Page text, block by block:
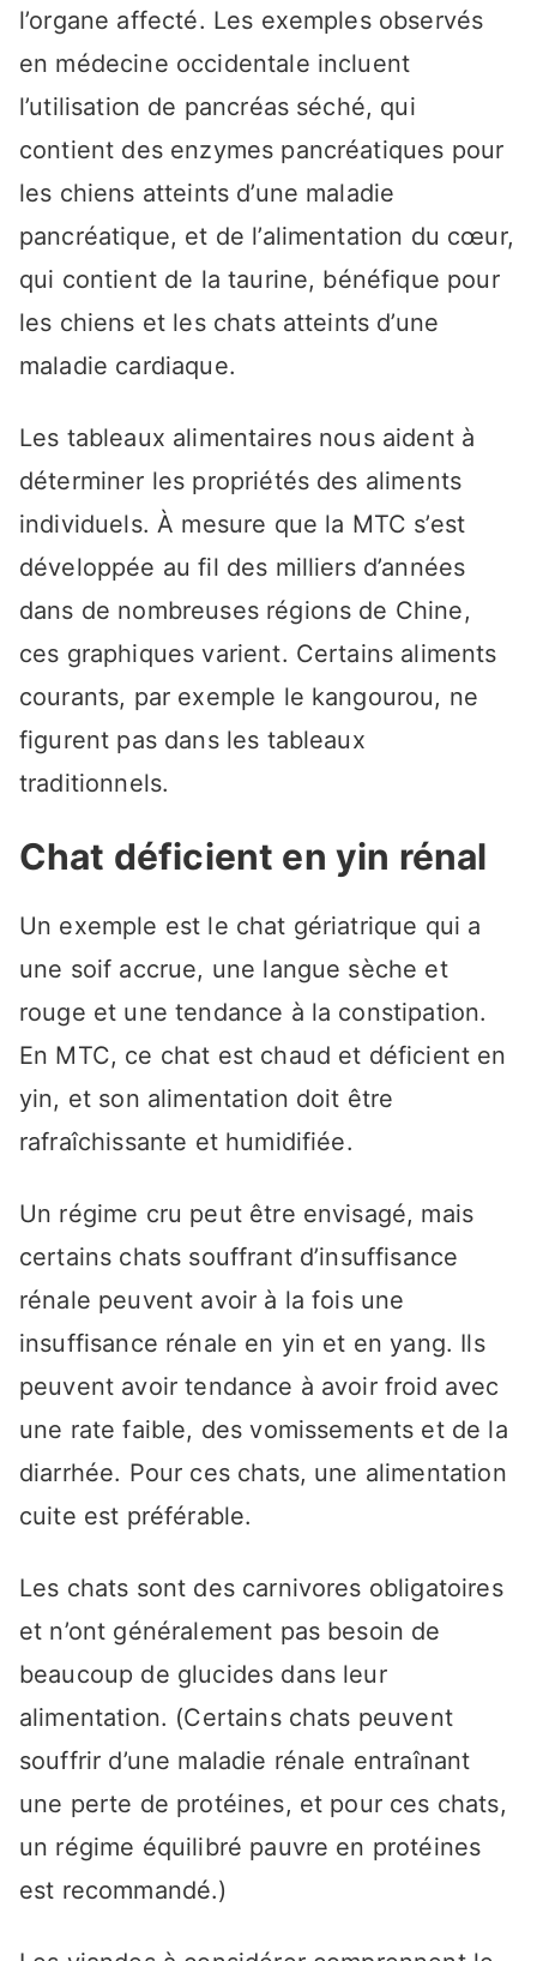
l’organe affecté. Les exemples observés
en médecine occidentale incluent
l’utilisation de pancréas séché, qui
contient des enzymes pancréatiques pour
les chiens atteints d’une maladie
pancréatique, et de l’alimentation du cœur,
qui contient de la taurine, bénéfique pour
les chiens et les chats atteints d’une
maladie cardiaque.
Les tableaux alimentaires nous aident à
déterminer les propriétés des aliments
individuels. À mesure que la MTC s’est
développée au fil des milliers d’années
dans de nombreuses régions de Chine,
ces graphiques varient. Certains aliments
courants, par exemple le kangourou, ne
figurent pas dans les tableaux
traditionnels.
Chat déficient en yin rénal
Un exemple est le chat gériatrique qui a
une soif accrue, une langue sèche et
rouge et une tendance à la constipation.
En MTC, ce chat est chaud et déficient en
yin, et son alimentation doit être
rafraîchissante et humidifiée.
Un régime cru peut être envisagé, mais
certains chats souffrant d’insuffisance
rénale peuvent avoir à la fois une
insuffisance rénale en yin et en yang. Ils
peuvent avoir tendance à avoir froid avec
une rate faible, des vomissements et de la
diarrhée. Pour ces chats, une alimentation
cuite est préférable.
Les chats sont des carnivores obligatoires
et n’ont généralement pas besoin de
beaucoup de glucides dans leur
alimentation. (Certains chats peuvent
souffrir d’une maladie rénale entraînant
une perte de protéines, et pour ces chats,
un régime équilibré pauvre en protéines
est recommandé.)